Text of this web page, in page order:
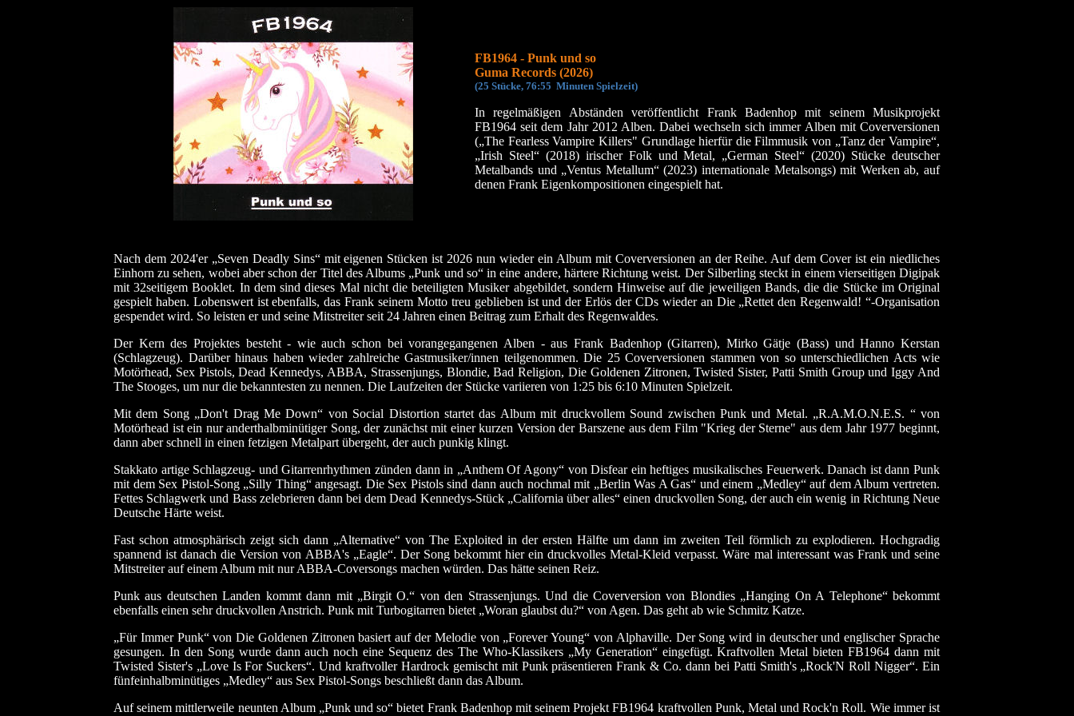
FB1964 - Punk und so
Guma Records (2026)
(25 Stücke, 76:55 Minuten Spielzeit)
In regelmäßigen Abständen veröffentlicht Frank Badenhop mit seinem Musikprojekt
FB1964 seit dem Jahr 2012 Alben. Dabei wechseln sich immer Alben mit Coverversionen
(„The Fearless Vampire Killers" Grundlage hierfür die Filmmusik von „Tanz der Vampire“,
„Irish Steel“ (2018) irischer Folk und Metal, „German Steel“ (2020) Stücke deutscher
Metalbands und „Ventus Metallum“ (2023) internationale Metalsongs) mit Werken ab, auf
denen Frank Eigenkompositionen eingespielt hat.
Nach dem 2024'er „Seven Deadly Sins“ mit eigenen Stücken ist 2026 nun wieder ein Album mit Coverversionen an der Reihe. Auf dem Cover ist ein niedliches
Einhorn zu sehen, wobei aber schon der Titel des Albums „Punk und so“ in eine andere, härtere Richtung weist. Der Silberling steckt in einem vierseitigen Digipak
mit 32seitigem Booklet. In dem sind dieses Mal nicht die beteiligten Musiker abgebildet, sondern Hinweise auf die jeweiligen Bands, die die Stücke im Original
gespielt haben. Lobenswert ist ebenfalls, das Frank seinem Motto treu geblieben ist und der Erlös der CDs wieder an Die „Rettet den Regenwald! “-Organisation
gespendet wird. So leisten er und seine Mitstreiter seit 24 Jahren einen Beitrag zum Erhalt des Regenwaldes.
Der Kern des Projektes besteht - wie auch schon bei vorangegangenen Alben - aus Frank Badenhop (Gitarren), Mirko Gätje (Bass) und Hanno Kerstan
(Schlagzeug). Darüber hinaus haben wieder zahlreiche Gastmusiker/innen teilgenommen. Die 25 Coverversionen stammen von so unterschiedlichen Acts wie
Motörhead, Sex Pistols, Dead Kennedys, ABBA, Strassenjungs, Blondie, Bad Religion, Die Goldenen Zitronen, Twisted Sister, Patti Smith Group und Iggy And
The Stooges, um nur die bekanntesten zu nennen. Die Laufzeiten der Stücke variieren von 1:25 bis 6:10 Minuten Spielzeit.
Mit dem Song „Don't Drag Me Down“ von Social Distortion startet das Album mit druckvollem Sound zwischen Punk und Metal. „R.A.M.O.N.E.S. “ von
Motörhead ist ein nur anderthalbminütiger Song, der zunächst mit einer kurzen Version der Barszene aus dem Film "Krieg der Sterne" aus dem Jahr 1977 beginnt,
dann aber schnell in einen fetzigen Metalpart übergeht, der auch punkig klingt.
Stakkato artige Schlagzeug- und Gitarrenrhythmen zünden dann in „Anthem Of Agony“ von Disfear ein heftiges musikalisches Feuerwerk. Danach ist dann Punk
mit dem Sex Pistol-Song „Silly Thing“ angesagt. Die Sex Pistols sind dann auch nochmal mit „Berlin Was A Gas“ und einem „Medley“ auf dem Album vertreten.
Fettes Schlagwerk und Bass zelebrieren dann bei dem Dead Kennedys-Stück „California über alles“ einen druckvollen Song, der auch ein wenig in Richtung Neue
Deutsche Härte weist.
Fast schon atmosphärisch zeigt sich dann „Alternative“ von The Exploited in der ersten Hälfte um dann im zweiten Teil förmlich zu explodieren. Hochgradig
spannend ist danach die Version von ABBA's „Eagle“. Der Song bekommt hier ein druckvolles Metal-Kleid verpasst. Wäre mal interessant was Frank und seine
Mitstreiter auf einem Album mit nur ABBA-Coversongs machen würden. Das hätte seinen Reiz.
Punk aus deutschen Landen kommt dann mit „Birgit O.“ von den Strassenjungs. Und die Coverversion von Blondies „Hanging On A Telephone“ bekommt
ebenfalls einen sehr druckvollen Anstrich. Punk mit Turbogitarren bietet „Woran glaubst du?“ von Agen. Das geht ab wie Schmitz Katze.
„Für Immer Punk“ von Die Goldenen Zitronen basiert auf der Melodie von „Forever Young“ von Alphaville. Der Song wird in deutscher und englischer Sprache
gesungen. In den Song wurde dann auch noch eine Sequenz des The Who-Klassikers „My Generation“ eingefügt. Kraftvollen Metal bieten FB1964 dann mit
Twisted Sister's „Love Is For Suckers“. Und kraftvoller Hardrock gemischt mit Punk präsentieren Frank & Co. dann bei Patti Smith's „Rock'N Roll Nigger“. Ein
fünfeinhalbminütiges „Medley“ aus Sex Pistol-Songs beschließt dann das Album.
Auf seinem mittlerweile neunten Album „Punk und so“ bietet Frank Badenhop mit seinem Projekt FB1964 kraftvollen Punk, Metal und Rock'n Roll. Wie immer ist